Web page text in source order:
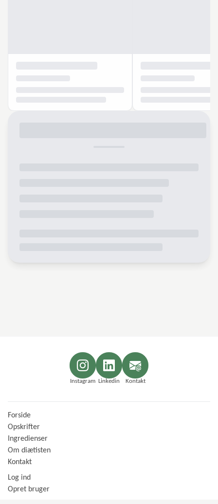
Instagram Linkedin Kontakt
Forside
Opskrifter
Ingredienser
Om diætisten
Kontakt
Log ind
Opret bruger